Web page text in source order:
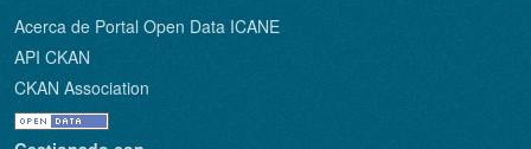
Acerca de Portal Open Data ICANE
API CKAN
CKAN Association